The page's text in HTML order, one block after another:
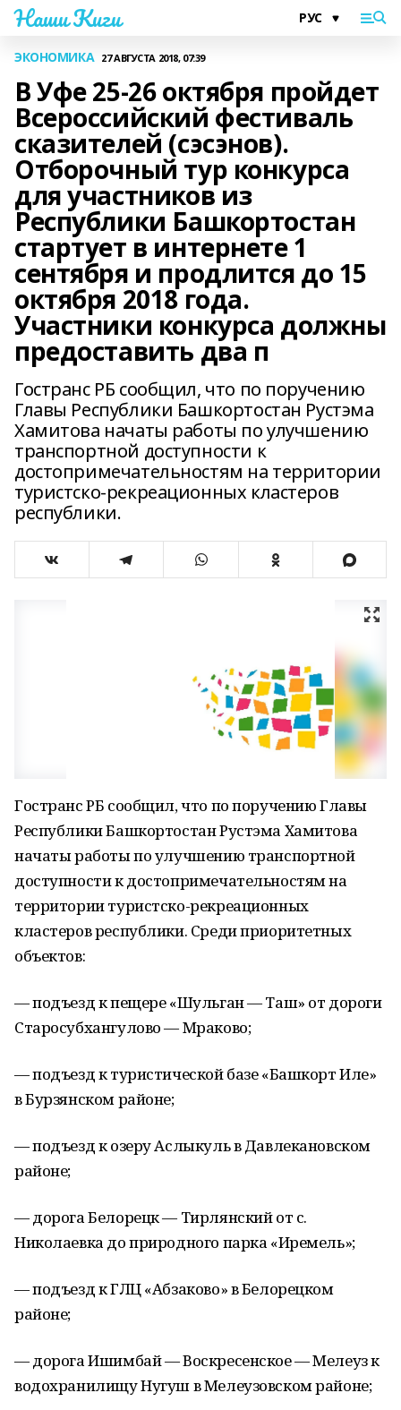
Наши Киги
ЭКОНОМИКА 27 АВГУСТА 2018, 07:39
В Уфе 25-26 октября пройдет
Всероссийский фестиваль
сказителей (сэсэнов).
Отборочный тур конкурса
для участников из
Республики Башкортостан
стартует в интернете 1
сентября и продлится до 15
октября 2018 года.
Участники конкурса должны
предоставить два п
Гостранс РБ сообщил, что по поручению
Главы Республики Башкортостан Рустэма
Хамитова начаты работы по улучшению
транспортной доступности к
достопримечательностям на территории
туристско-рекреационных кластеров
республики.
Гостранс РБ сообщил, что по поручению Главы
Республики Башкортостан Рустэма Хамитова
начаты работы по улучшению транспортной
доступности к достопримечательностям на
территории туристско-рекреационных
кластеров республики. Среди приоритетных
объектов:
— подъезд к пещере «Шульган — Таш» от дороги
Старосубхангулово — Мраково;
— подъезд к туристической базе «Башкорт Иле»
в Бурзянском районе;
— подъезд к озеру Аслыкуль в Давлекановском
районе;
— дорога Белорецк — Тирлянский от с.
Николаевка до природного парка «Иремель»;
— подъезд к ГЛЦ «Абзаково» в Белорецком
районе;
— дорога Ишимбай — Воскресенское — Мелеуз к
водохранилищу Нугуш в Мелеузовском районе;